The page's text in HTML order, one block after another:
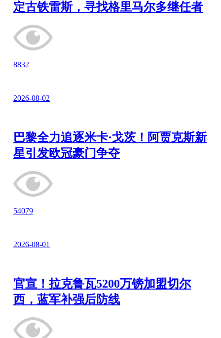
定古铁雷斯，寻找格里马尔多继任者
8832
2026-08-02
巴黎全力追逐米卡·戈茨！阿贾克斯新
星引发欧冠豪门争夺
54079
2026-08-01
官宣！拉克鲁瓦5200万镑加盟切尔
西，蓝军补强后防线